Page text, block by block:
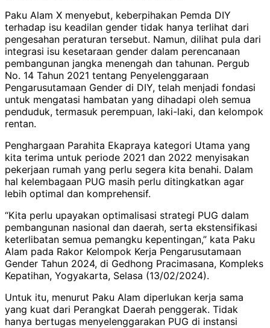
Paku Alam X menyebut, keberpihakan Pemda DIY
terhadap isu keadilan gender tidak hanya terlihat dari
pengesahan peraturan tersebut. Namun, dilihat pula dari
integrasi isu kesetaraan gender dalam perencanaan
pembangunan jangka menengah dan tahunan. Pergub
No. 14 Tahun 2021 tentang Penyelenggaraan
Pengarusutamaan Gender di DIY, telah menjadi fondasi
untuk mengatasi hambatan yang dihadapi oleh semua
penduduk, termasuk perempuan, laki-laki, dan kelompok
rentan.
Penghargaan Parahita Ekapraya kategori Utama yang
kita terima untuk periode 2021 dan 2022 menyisakan
pekerjaan rumah yang perlu segera kita benahi. Dalam
hal kelembagaan PUG masih perlu ditingkatkan agar
lebih optimal dan komprehensif.
“Kita perlu upayakan optimalisasi strategi PUG dalam
pembangunan nasional dan daerah, serta ekstensifikasi
keterlibatan semua pemangku kepentingan,” kata Paku
Alam pada Rakor Kelompok Kerja Pengarusutamaan
Gender Tahun 2024, di Gedhong Pracimasana, Kompleks
Kepatihan, Yogyakarta, Selasa (13/02/2024).
Untuk itu, menurut Paku Alam diperlukan kerja sama
yang kuat dari Perangkat Daerah penggerak. Tidak
hanya bertugas menyelenggarakan PUG di instansi